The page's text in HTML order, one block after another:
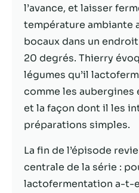
l’avance, et laisser
température ambiante
bocaux dans un
20 degrés. Thierry
légumes qu’il
comme les aubergines
et la façon dont il les
préparations simples.
La fin de l’épisode
centrale de la série :
lactofermentation a-t-